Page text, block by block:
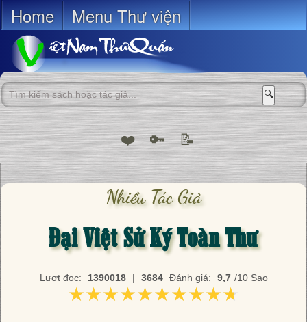
Home Menu Thư viện
🔍
❤️ 🔑 📝
Nhiều Tác Giả
Đại Việt Sử Ký Toàn Thư
Lượt đọc: 1390018 | 3684 Đánh giá: 9,7 /10 Sao
★★★★★★★★★★
★★★★★★★★★★